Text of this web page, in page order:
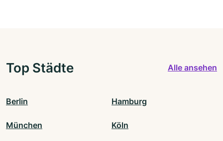
Top Städte Alle ansehen
Berlin Hamburg
München Köln